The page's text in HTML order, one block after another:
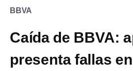
BBVA
Caída de BBVA:
presenta fallas